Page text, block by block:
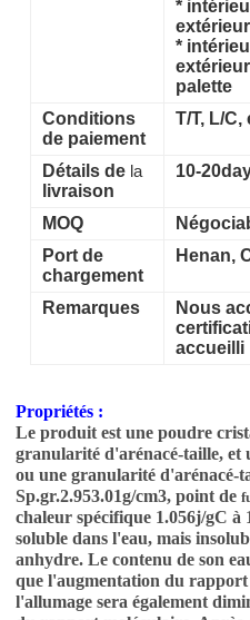
*
*
palette
Conditions
de paiement
T/T,L/C,
Détails dela
livraison
10-
MOQ
Port de
chargement
Henan,
Remarques
Nous
accueilli
Propriétés :
Le produit est une poudre
granularité d'arénacé-taille, et
ou une granularité d'arénacé-
Sp.gr.2.953.01g/cm3, point de
chaleur spécifique 1.056j/gC à
soluble dans l'eau, mais
anhydre. Le contenu de son
que l'augmentation du
l'allumage sera également